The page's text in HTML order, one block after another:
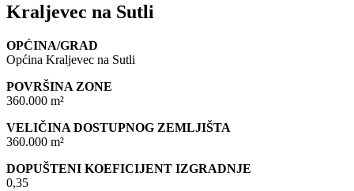
Kraljevec na Sutli
OPĆINA/GRAD
Općina Kraljevec na Sutli
POVRŠINA ZONE
360.000 m²
VELIČINA DOSTUPNOG ZEMLJIŠTA
360.000 m²
DOPUŠTENI KOEFICIJENT IZGRADNJE
0,35